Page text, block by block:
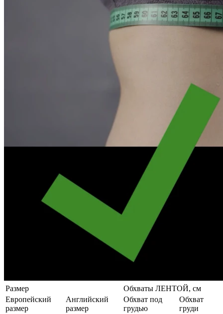
Размер
Обхваты ЛЕНТОЙ, см
Европейский
размер
Английский
размер
Обхват под
грудью
Обхват
груди